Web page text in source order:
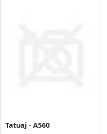
Tatuaj - A560